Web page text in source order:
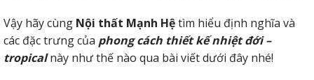
Vậy hãy cùng Nội thất Mạnh Hệtìm hiểu định nghĩa và
các đặc trưng của phong cách thiết kế nhiệt đới –
tropicalnày như thế nào qua bài viết dưới đây nhé!